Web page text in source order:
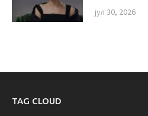
јул 30, 2026
TAG CLOUD